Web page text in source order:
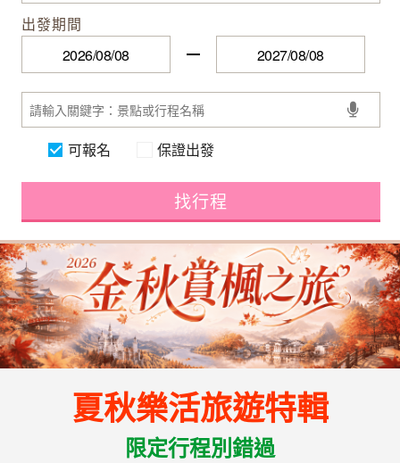
出發期間
可報名 保證出發
找行程
夏秋樂活旅遊特輯
限定行程別錯過